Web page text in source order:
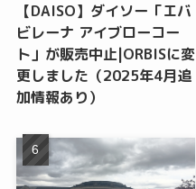
【DAISO】ダイソー「エバ
ビレーナ アイブローコー
ト」が販売中止|ORBISに変
更しました（2025年4月追
加情報あり）